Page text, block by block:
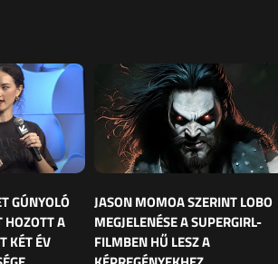
GÚNYOLÓ
HOZOTT A
KÉT ÉV
JASON MOMOA SZERINT LOBO
MEGJELENÉSE A SUPERGIRL-
FILMBEN HŰ LESZ A